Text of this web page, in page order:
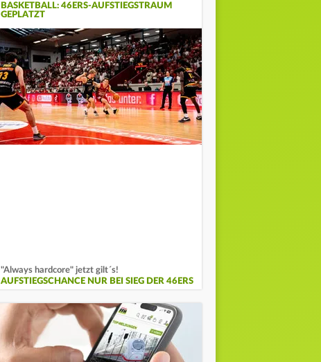
BASKETBALL: 46ERS-AUFSTIEGSTRAUM
GEPLATZT
"Always hardcore" jetzt gilt´s!
AUFSTIEGSCHANCE NUR BEI SIEG DER 46ERS